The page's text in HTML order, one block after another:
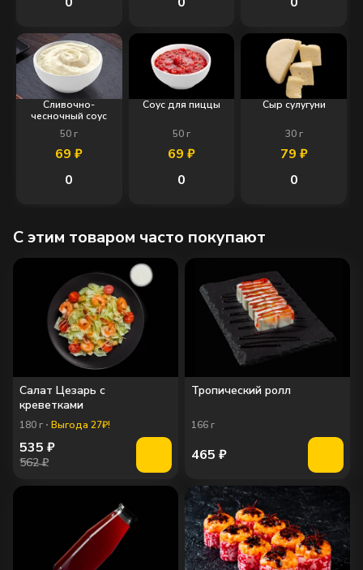
Сливочно-
чесночный соус
50 г
69₽
0
Соус для пиццы
50г
69 ₽
0
Сыр сулугуни
30г
79 ₽
0
C этим товаром часто покупают
Салат Цезарь с
креветками
180 г Выгода 27₽!
535 ₽
562 ₽
Тропический ролл
166 г
465 ₽